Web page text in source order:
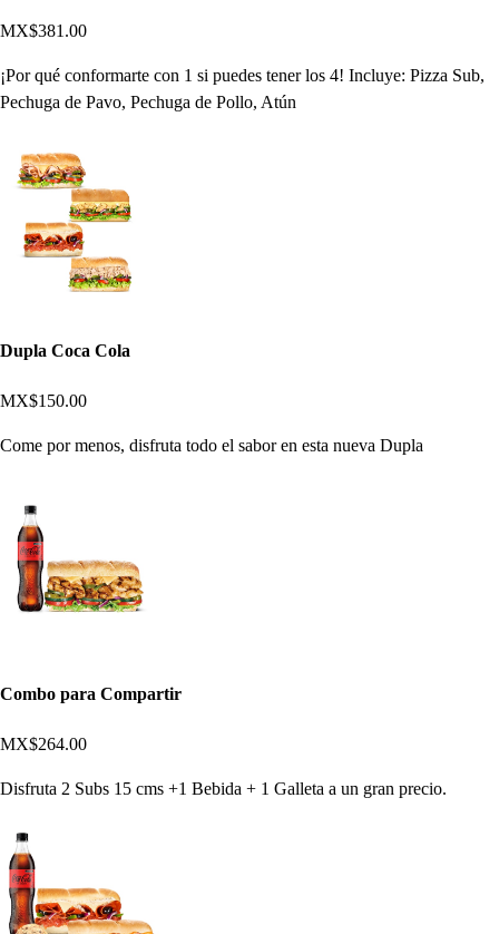
MX$381.00
¡Por qué conformarte con 1 si puedes tener los 4! Incluye: Pizza Sub,
Pechuga de Pavo, Pechuga de Pollo, Atún
Dupla Coca Cola
MX$150.00
Come por menos, disfruta todo el sabor en esta nueva Dupla
Combo para Compartir
MX$264.00
Disfruta 2 Subs 15 cms +1 Bebida + 1 Galleta a un gran precio.